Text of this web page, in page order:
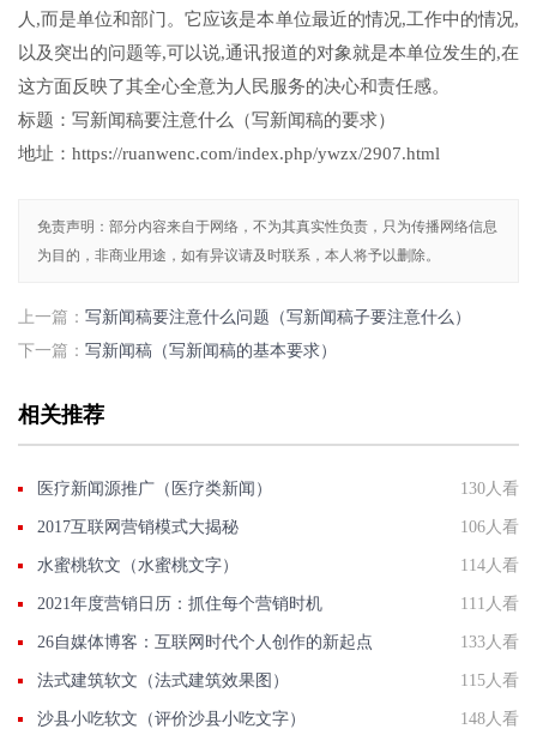
人,而是单位和部门。它应该是本单位最近的情况,工作中的情况,
以及突出的问题等,可以说,通讯报道的对象就是本单位发生的,在
这方面反映了其全心全意为人民服务的决心和责任感。
标题：写新闻稿要注意什么（写新闻稿的要求）
地址：https://ruanwenc.com/index.php/ywzx/2907.html
免责声明：部分内容来自于网络，不为其真实性负责，只为传播网络信息
为目的，非商业用途，如有异议请及时联系，本人将予以删除。
上一篇： 写新闻稿要注意什么问题（写新闻稿子要注意什么）
下一篇： 写新闻稿（写新闻稿的基本要求）
相关推荐
医疗新闻源推广（医疗类新闻） 130人看
2017互联网营销模式大揭秘 106人看
水蜜桃软文（水蜜桃文字） 114人看
2021年度营销日历：抓住每个营销时机 111人看
26自媒体博客：互联网时代个人创作的新起点 133人看
法式建筑软文（法式建筑效果图） 115人看
沙县小吃软文（评价沙县小吃文字） 148人看